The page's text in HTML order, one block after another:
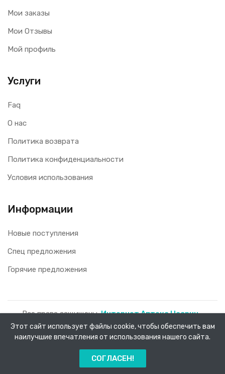
Каталог
Мои заказы
Мои Отзывы
Мой профиль
Услуги
Faq
О нас
Политика возврата
Политика конфиденциальности
Условия использования
Информации
Новые поступления
Спец предложения
Горячие предложения
Все права защищены.Интернет Аптека Насрин -
доставка лекарств на дом!2026.
Этот сайт использует файлы cookie, чтобы обеспечить вам
наилучшие впечатления от использования нашего сайта.
СОГЛАСЕН!